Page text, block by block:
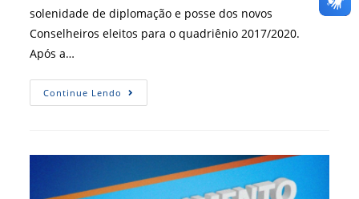
solenidade de diplomação e posse dos novos
Conselheiros eleitos para o quadriênio 2017/2020.
Após a…
Continue Lendo
CRA-
Elege
Diretoria